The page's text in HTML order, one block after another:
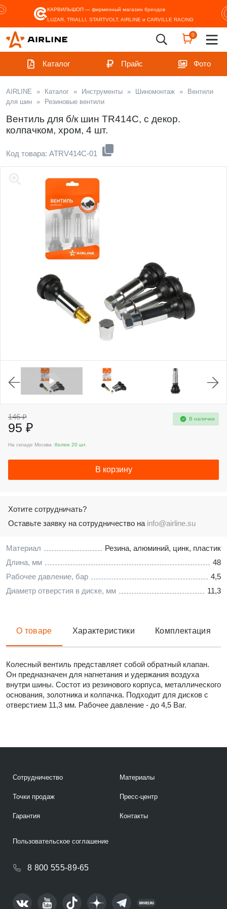
КАРВИЛЬШОП — фирменный магазин брендов
LUZAR, TRIALLI, STARTVOLT, AIRLINE и CARVILLE RACING
0
Каталог Прайс Фото
AIRLINE » Каталог » Инструменты » Шиномонтаж »
Вентили
для шин » Резиновые вентили
Вентиль для б/к шин TR414C, c декор.
колпачком, хром, 4 шт.
Код товара: ATRV414C-01
Материал
Резина, алюминий, цинк, пластик
Длина, мм
48
Рабочее давление, бар
4,5
Диаметр отверстия в диске, мм
11,3
146 ₽
95 ₽
В наличии
На складе Москва :более 20 шт.
В корзину
Хотите сотрудничать?
Оставьте заявку на сотрудничество на info@airline.su
О товаре Характеристики Комплектация
Колесный вентиль представляет собой обратный клапан.
Он предназначен для нагнетания и удержания воздуха
внутри шины. Состот из резинового корпуса, металлического
основания, золотника и колпачка. Подходит для дисков с
отверстием 11,3 мм. Рабочее давление - до 4,5 Bar.
Сотрудничество
Точки продаж
Гарантия
Материалы
Пресс-центр
Контакты
8 800 555-89-65
Пользовательское соглашение